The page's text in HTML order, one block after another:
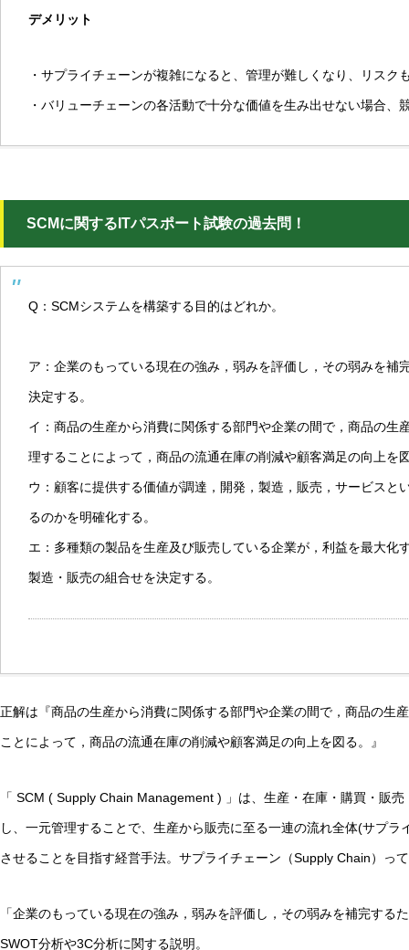
デメリット
・サプライチェーンが複雑になると、管理が難しくなり、リスク
・バリューチェーンの各活動で十分な価値を生み出せない場合、
SCMに関するITパスポート試験の過去問！
Q：SCMシステムを構築する目的はどれか。
ア：企業のもっている現在の強み，弱みを評価し，その弱みを補
決定する。
イ：商品の生産から消費に関係する部門や企業の間で，商品の生
理することによって，商品の流通在庫の削減や顧客満足の向上を
ウ：顧客に提供する価値が調達，開発，製造，販売，サービスと
るのかを明確化する。
エ：多種類の製品を生産及び販売している企業が，利益を最大化
製造・販売の組合せを決定する。
正解は『商品の生産から消費に関係する部門や企業の間で，商品の生
ことによって，商品の流通在庫の削減や顧客満足の向上を図る。』
「 SCM ( Supply Chain Management ) 」は、生産・在庫・購買・販
し、一元管理することで、生産から販売に至る一連の流れ全体(サプ
させることを目指す経営手法。サプライチェーン（Supply Chain）っ
「企業のもっている現在の強み，弱みを評価し，その弱みを補完す
SWOT分析や3C分析に関する説明。